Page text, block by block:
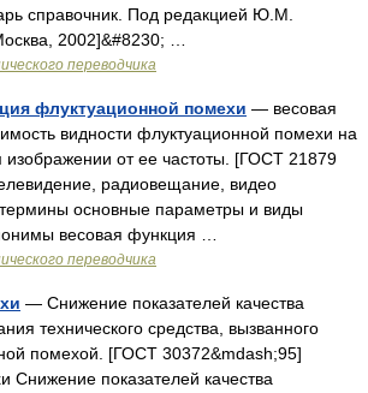
справочник. Под редакцией Ю.М.
2002]&#8230; …
переводчика
флуктуационной помехи — весовая
видности флуктуационной помехи на
изображении от ее частоты. [ГОСТ 21879
радиовещание, видео
основные параметры и виды
весовая функция …
переводчика
— Снижение показателей качества
технического средства, вызванного
помехой. [ГОСТ 30372&mdash;95]
Снижение показателей качества